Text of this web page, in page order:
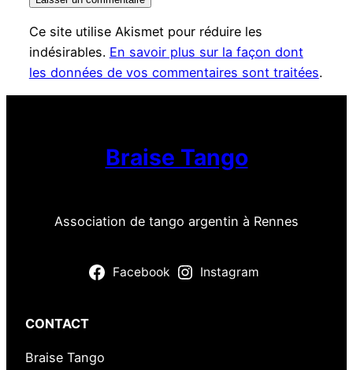
Ce site utilise Akismet pour réduire les
indésirables. En savoir plus sur la façon dont
les données de vos commentaires sont traitées.
Braise Tango
Association de tango argentin à Rennes
Facebook Instagram
CONTACT
Braise Tango